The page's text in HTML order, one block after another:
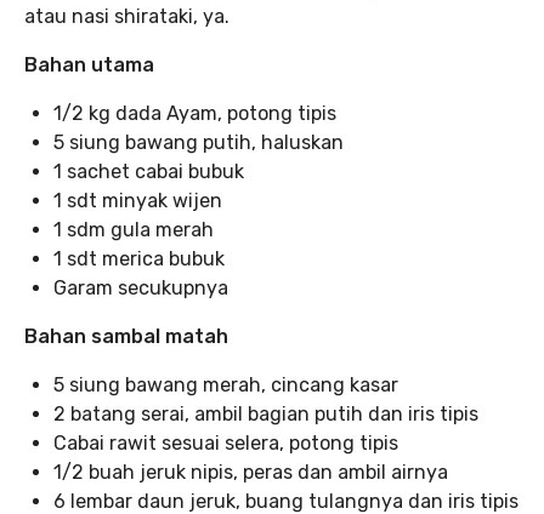
atau nasi shirataki, ya.
Bahan utama
1/2 kg dada Ayam, potong tipis
5 siung bawang putih, haluskan
1 sachet cabai bubuk
1 sdt minyak wijen
1 sdm gula merah
1 sdt merica bubuk
Garam secukupnya
Bahan sambal matah
5 siung bawang merah, cincang kasar
2 batang serai, ambil bagian putih dan iris tipis
Cabai rawit sesuai selera, potong tipis
1/2 buah jeruk nipis, peras dan ambil airnya
6 lembar daun jeruk, buang tulangnya dan iris tipis